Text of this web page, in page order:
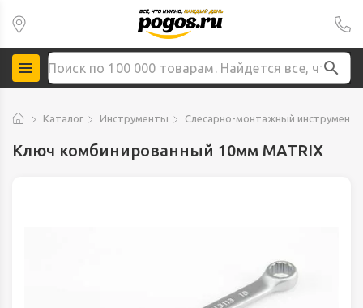
Каталог Инструменты Слесарно-монтажный инструмент
Ключ комбинированный 10мм MATRIX